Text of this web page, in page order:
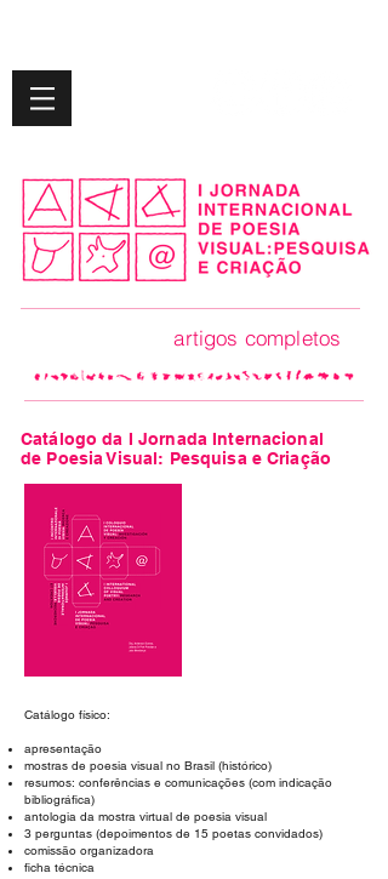
completos
Catálogo da I Jornada Internacional
de Poesia Visual: Pesquisa e Criação
Catálogo físico:
apresentação
mostras de poesia visual no Brasil (histórico)
resumos: conferências e comunicações (com indicação
bibliográfica)
antologia da mostra virtual de poesia visual
3 perguntas (depoimentos de 15 poetas convidados)
comissão organizadora
ficha técnica